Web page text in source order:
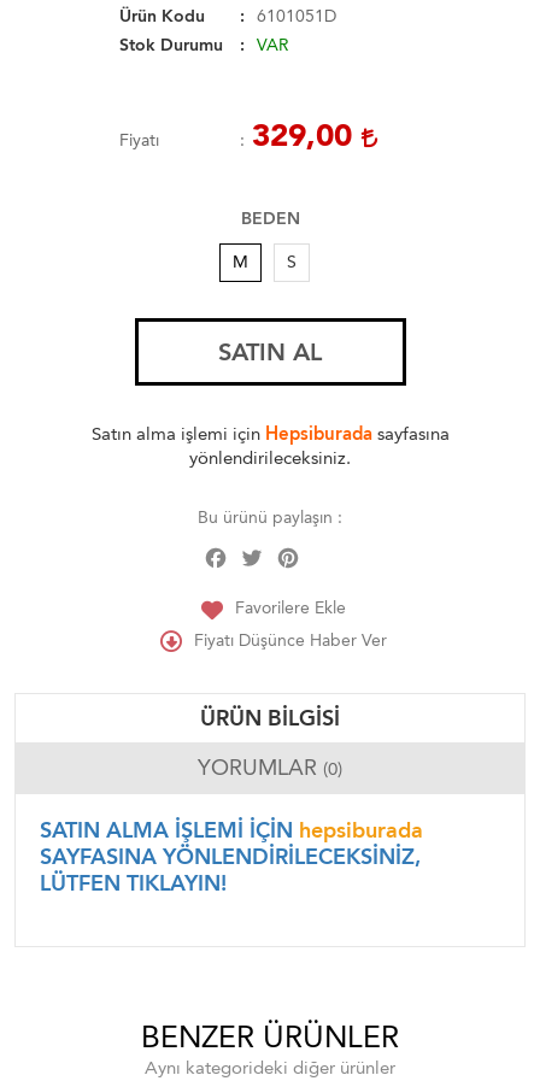
Ürün Kodu
6101051D
Stok Durumu
VAR
Fiyatı 329,00
BEDEN
M S
SATIN AL
Satın alma işlemi için Hepsiburadasayfasına
yönlendirileceksiniz.
Bu ürünü paylaşın :
Facebook
Twitter
Favorilere Ekle
Fiyatı Düşünce Haber Ver
ÜRÜN BILGISI
YORUMLAR (0)
SATIN ALMA İŞLEMİ İÇİN hepsiburada
SAYFASINA YÖNLENDİRİLECEKSİNİZ,
LÜTFEN TIKLAYIN!
BENZER ÜRÜNLER
Aynı kategorideki diğer ürünler